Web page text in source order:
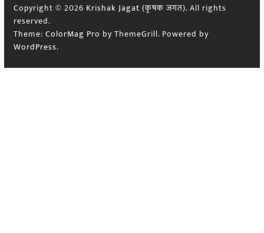
Copyright © 2026 Krishak Jagat (कृषक जगत). All rights
reserved.
Theme: ColorMag Pro by ThemeGrill. Powered by
WordPress.